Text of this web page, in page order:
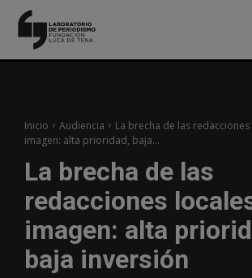
Inicio Audiencia
La brecha de las
imagen: alta prioridad, baja...
La brecha de las
redacciones
imagen: alta
baja inversión